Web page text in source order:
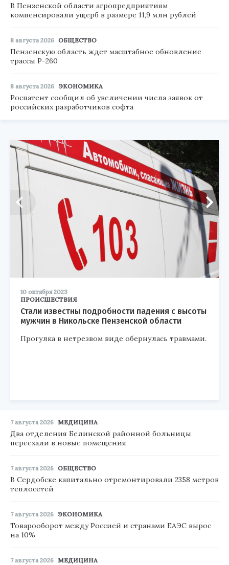
В Пензенской области агропредприятиям
компенсировали ущерб в размере 11,9 млн рублей
8 августа 2026 ОБЩЕСТВО
Пензенскую область ждет масштабное обновление
трассы Р-260
8 августа 2026 ЭКОНОМИКА
Роспатент сообщил об увеличении числа заявок от
российских разработчиков софта
10 октября 2023
ПРОИСШЕСТВИЯ
Стали известны подробности падения с высоты
мужчин в Никольске Пензенской области
Прогулка в нетрезвом виде обернулась травмами.
7 августа 2026 МЕДИЦИНА
Два отделения Белинской районной больницы
переехали в новые помещения
7 августа 2026 ОБЩЕСТВО
В Сердобске капитально отремонтировали 2358 метров
теплосетей
7 августа 2026 ЭКОНОМИКА
Товарооборот между Россией и странами ЕАЭС вырос
на 10%
7 августа 2026 МЕДИЦИНА